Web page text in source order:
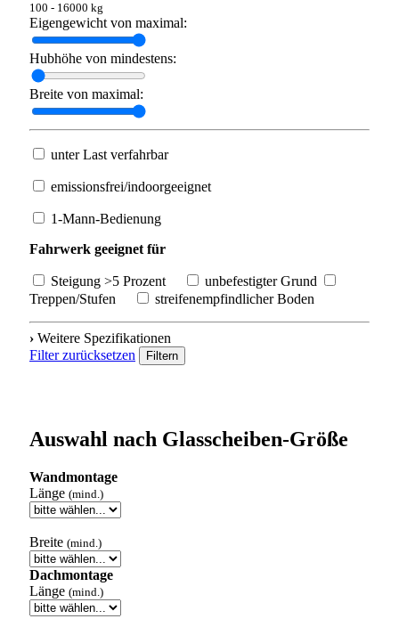
100 - 16000 kg
Eigengewicht von maximal:
Hubhöhe von mindestens:
Breite von maximal:
unter Last verfahrbar
emissionsfrei/indoorgeeignet
1-Mann-Bedienung
Fahrwerk geeignet für
Steigung >5 Prozent
unbefestigter Grund
Treppen/Stufen
streifenempfindlicher Boden
› Weitere Spezifikationen
Filter zurücksetzen
Filtern
Auswahl nach Glasscheiben-Größe
Wandmontage
Länge (mind.)
Breite (mind.)
Dachmontage
Länge (mind.)